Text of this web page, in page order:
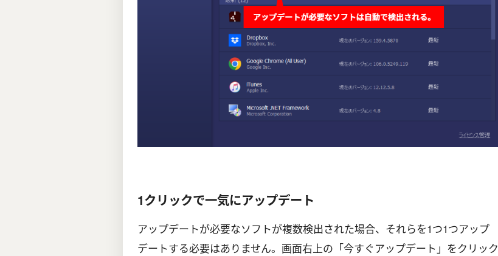
1クリックで一気にアップデート
アップデートが必要なソフトが複数検出された場合、それらを1つ1つアップ
デートする必要はありません。画面右上の「今すぐアップデート」をクリック